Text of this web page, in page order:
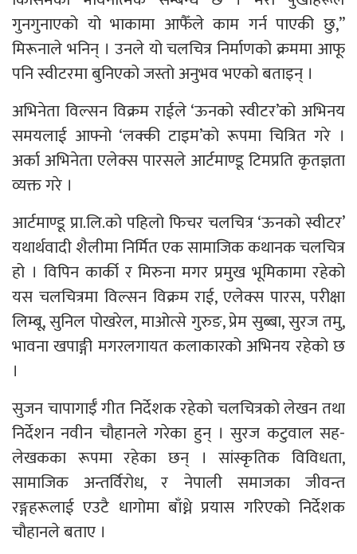
गुनगुनाएको यो भाकामा आफैँले काम गर्न पाएकी छु,”
मिरूनाले भनिन् । उनले यो चलचित्र निर्माणको क्रममा आफू
पनि स्वीटरमा बुनिएको जस्तो अनुभव भएको बताइन् ।
अभिनेता विल्सन विक्रम राईले ‘ऊनको स्वीटर’को अभिनय
समयलाई आफ्नो ‘लक्की टाइम’को रूपमा चित्रित गरे ।
अर्का अभिनेता एलेक्स पारसले आर्टमाण्डू टिमप्रति कृतज्ञता
व्यक्त गरे ।
आर्टमाण्डू प्रा.लि.को पहिलो फिचर चलचित्र ‘ऊनको स्वीटर’
यथार्थवादी शैलीमा निर्मित एक सामाजिक कथानक चलचित्र
हो । विपिन कार्की र मिरुना मगर प्रमुख भूमिकामा रहेको
यस चलचित्रमा विल्सन विक्रम राई, एलेक्स पारस, परीक्षा
लिम्बू, सुनिल पोखरेल, माओत्से गुरुङ, प्रेम सुब्बा, सुरज तमु,
भावना खपाङ्गी मगरलगायत कलाकारको अभिनय रहेको छ
।
सुजन चापागाईँ गीत निर्देशक रहेको चलचित्रको लेखन तथा
निर्देशन नवीन चौहानले गरेका हुन् । सुरज कटुवाल सह-
लेखकका रूपमा रहेका छन् । सांस्कृतिक विविधता,
सामाजिक अन्तर्विरोध, र नेपाली समाजका जीवन्त
रङ्गहरूलाई एउटै धागोमा बाँध्ने प्रयास गरिएको निर्देशक
चौहानले बताए ।